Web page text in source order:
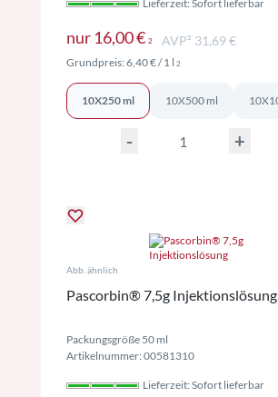
Lieferzeit: Sofort lieferbar
nur 16,00 € 2Preise inkl. MwSt.
AVP² 31,69 €
Grundpreis:6,40 €/ 1 l 2Preise inkl. MwSt.
10X250 ml 10X500 ml
- +
Abb. ähnlich
Pascorbin® 7,5g Injektionslösung
Packungsgröße 50 ml
Artikelnummer: 00581310
Lieferzeit: Sofort lieferbar